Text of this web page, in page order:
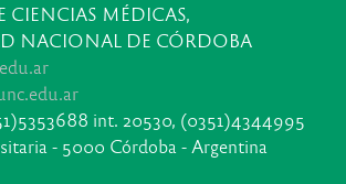
CIENCIAS MÉDICAS,
NACIONAL DE CÓRDOBA
int. 20530, (0351)4344995
- 5000 Córdoba - Argentina